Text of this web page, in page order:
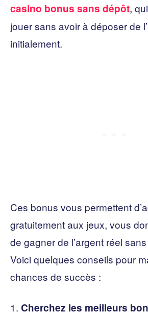
casino bonus sans dépôt,
jouer sans avoir à déposer de
initialement.
Ces bonus vous permettent
gratuitement aux jeux, vous
de gagner de l’argent réel
Voici quelques conseils pour
chances de succès :
Cherchez les meilleurs